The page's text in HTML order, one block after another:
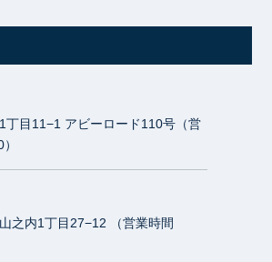
丁目11−1 アビーロード110号（営
之内1丁目27−12 （営業時間